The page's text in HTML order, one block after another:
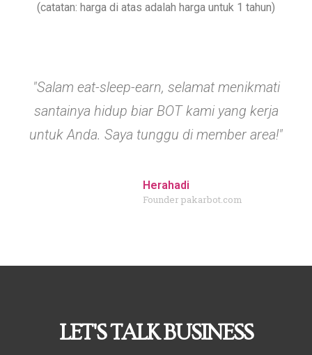
(catatan: harga di atas adalah harga untuk 1 tahun)
"Salam eat-sleep-earn, selamat menikmati
santainya hidup biar BOT kami yang kerja
untuk Anda. Saya tunggu di member area!"
Herahadi
Founder pakarbot.com
LET'S TALK BUSINESS